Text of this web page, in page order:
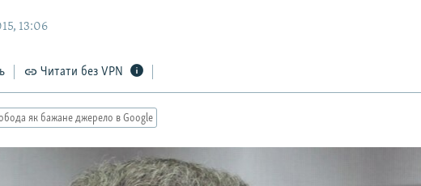
13:06
Читати без VPN
як бажане джерело в Google